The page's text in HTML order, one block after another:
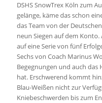
DSHS SnowTrex Köln zum
gelänge, käme das schon
das Team von der
neun Siegen auf dem
auf eine Serie von fünf
Sechs von Coach Marinus
Begegnungen und auch das
hat. Erschwerend kommt
Blau-Weißen nicht zur
Kniebeschwerden bis zum